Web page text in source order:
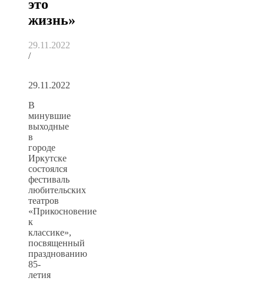
это
жизнь»
29.11.2022
/
29.11.2022
В
минувшие
выходные
в
городе
Иркутске
состоялся
фестиваль
любительских
театров
«Прикосновение
к
классике»,
посвященный
празднованию
85-
летия